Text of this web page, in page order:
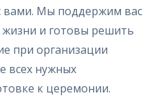
вами. Мы поддержим вас
и готовы решить
при организации
всех нужных
к церемонии.